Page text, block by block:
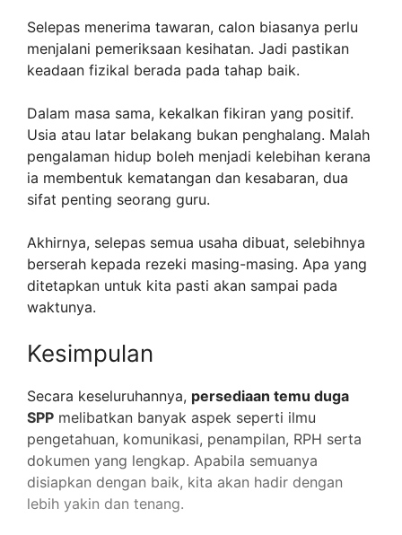
Selepas menerima tawaran, calon biasanya perlu
menjalani pemeriksaan kesihatan. Jadi pastikan
keadaan fizikal berada pada tahap baik.
Dalam masa sama, kekalkan fikiran yang positif.
Usia atau latar belakang bukan penghalang. Malah
pengalaman hidup boleh menjadi kelebihan kerana
ia membentuk kematangan dan kesabaran, dua
sifat penting seorang guru.
Akhirnya, selepas semua usaha dibuat, selebihnya
berserah kepada rezeki masing-masing. Apa yang
ditetapkan untuk kita pasti akan sampai pada
waktunya.
Kesimpulan
Secara keseluruhannya, persediaan temu duga
SPP melibatkan banyak aspek seperti ilmu
pengetahuan, komunikasi, penampilan, RPH serta
dokumen yang lengkap. Apabila semuanya
disiapkan dengan baik, kita akan hadir dengan
lebih yakin dan tenang.